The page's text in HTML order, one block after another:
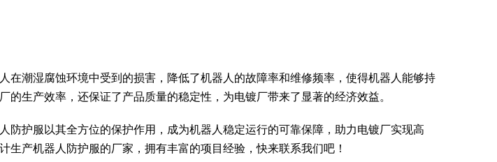
在潮湿腐蚀环境中受到的损害，降低了机器人的故障率和维修频率，使得机器人能够持
的生产效率，还保证了产品质量的稳定性，为电镀厂带来了显著的经济效益。
防护服以其全方位的保护作用，成为机器人稳定运行的可靠保障，助力电镀厂实现高
生产机器人防护服的厂家，拥有丰富的项目经验，快来联系我们吧！